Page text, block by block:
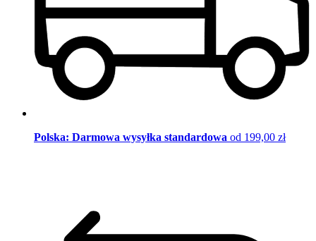
Polska: Darmowa wysyłka standardowa od 199,00 zł